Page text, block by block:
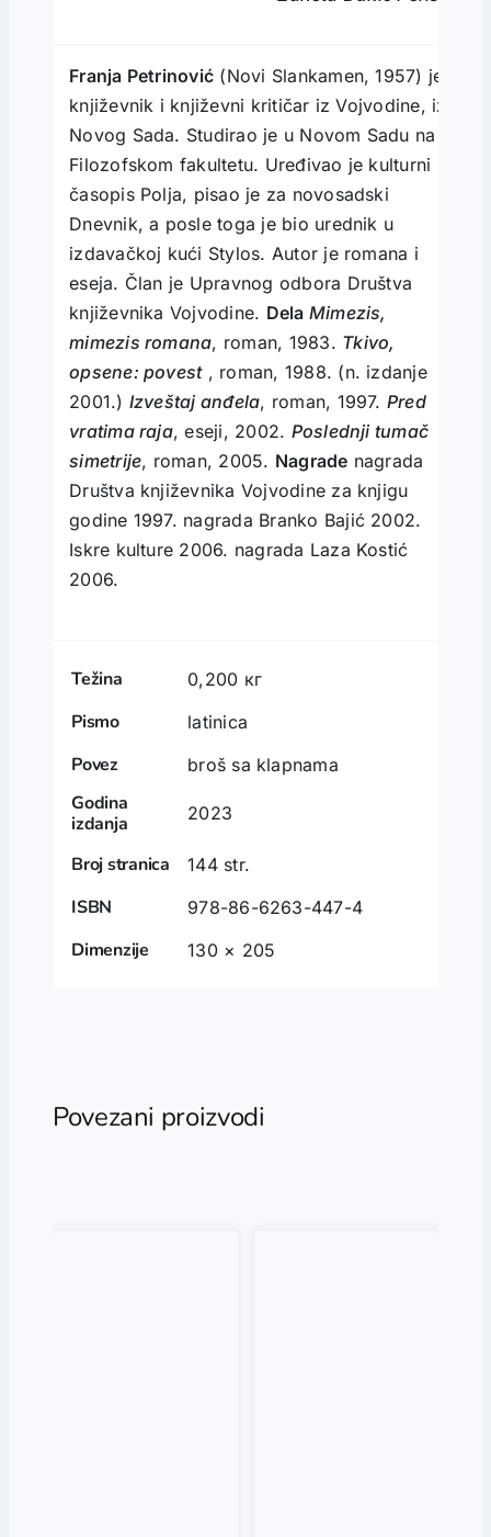
Franja Petrinović (Novi Slankamen, 1957) je
književnik i književni kritičar iz Vojvodine, iz
Novog Sada. Studirao je u Novom Sadu na
Filozofskom fakultetu. Uređivao je kulturni
časopis Polja, pisao je za novosadski
Dnevnik, a posle toga je bio urednik u
izdavačkoj kući Stylos. Autor je romana i
eseja. Član je Upravnog odbora Društva
književnika Vojvodine. Dela Mimezis,
mimezis romana, roman, 1983. Tkivo,
opsene: povest, roman, 1988. (n. izdanje
2001.) Izveštaj anđela, roman, 1997. Pred
vratima raja, eseji, 2002. Poslednji tumač
simetrije, roman, 2005. Nagrade nagrada
Društva književnika Vojvodine za knjigu
godine 1997. nagrada Branko Bajić 2002.
Iskre kulture 2006. nagrada Laza Kostić
2006.
Težina 0,200 кг
Pismo latinica
Povez broš sa klapnama
Godina
izdanja
2023
Broj stranica 144 str.
ISBN 978-86-6263-447-4
Dimenzije 130 × 205
Povezani proizvodi